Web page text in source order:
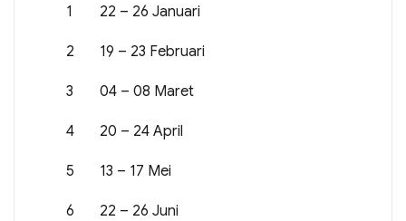
1 22 – 26 Januari
2 19 – 23 Februari
3 04 – 08 Maret
4 20 – 24 April
5 13 – 17 Mei
6 22 – 26 Juni